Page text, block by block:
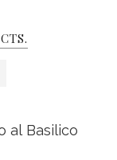
al Basilico